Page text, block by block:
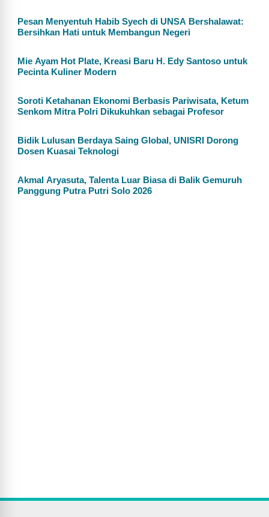
Pesan Menyentuh Habib Syech di UNSA Bershalawat:
Bersihkan Hati untuk Membangun Negeri
Mie Ayam Hot Plate, Kreasi Baru H. Edy Santoso untuk
Pecinta Kuliner Modern
Soroti Ketahanan Ekonomi Berbasis Pariwisata, Ketum
Senkom Mitra Polri Dikukuhkan sebagai Profesor
Bidik Lulusan Berdaya Saing Global, UNISRI Dorong
Dosen Kuasai Teknologi
Akmal Aryasuta, Talenta Luar Biasa di Balik Gemuruh
Panggung Putra Putri Solo 2026